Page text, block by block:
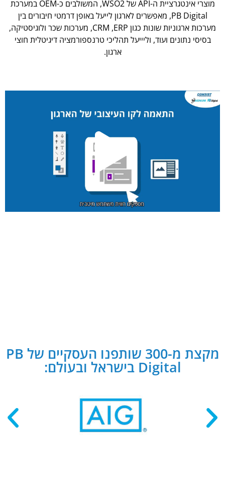
מוצרי אינטגרציית ה-API של WSO2, המשולבים כ-OEM במערכת
PB Digital, מאפשרים לארגון לייעל באופן דרמטי חיבורים בין
מערכות ארגוניות שונות כגון CRM ,ERP, מערכות שכר ולוגיסטיקה,
בסיסי נתונים ועוד, וליייעל תהליכי טרנספורמציה דיגיטלית חוצי
ארגון.
מקצת מ-300 שותפנו העסקיים של PB
Digital בישראל ובעולם: